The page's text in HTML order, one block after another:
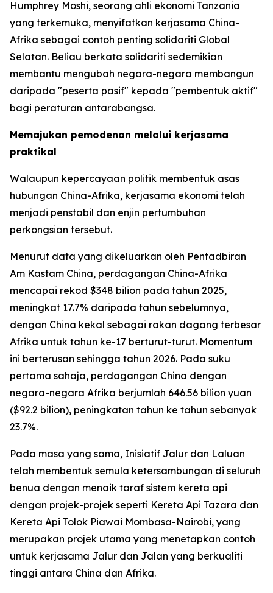
Humphrey Moshi, seorang ahli ekonomi Tanzania
yang terkemuka, menyifatkan kerjasama China-
Afrika sebagai contoh penting solidariti Global
Selatan. Beliau berkata solidariti sedemikian
membantu mengubah negara-negara membangun
daripada "peserta pasif" kepada "pembentuk aktif"
bagi peraturan antarabangsa.
Memajukan pemodenan melalui kerjasama
praktikal
Walaupun kepercayaan politik membentuk asas
hubungan China-Afrika, kerjasama ekonomi telah
menjadi penstabil dan enjin pertumbuhan
perkongsian tersebut.
Menurut data yang dikeluarkan oleh Pentadbiran
Am Kastam China, perdagangan China-Afrika
mencapai rekod $348 bilion pada tahun 2025,
meningkat 17.7% daripada tahun sebelumnya,
dengan China kekal sebagai rakan dagang terbesar
Afrika untuk tahun ke-17 berturut-turut. Momentum
ini berterusan sehingga tahun 2026. Pada suku
pertama sahaja, perdagangan China dengan
negara-negara Afrika berjumlah 646.56 bilion yuan
($92.2 bilion), peningkatan tahun ke tahun sebanyak
23.7%.
Pada masa yang sama, Inisiatif Jalur dan Laluan
telah membentuk semula ketersambungan di seluruh
benua dengan menaik taraf sistem kereta api
dengan projek-projek seperti Kereta Api Tazara dan
Kereta Api Tolok Piawai Mombasa-Nairobi, yang
merupakan projek utama yang menetapkan contoh
untuk kerjasama Jalur dan Jalan yang berkualiti
tinggi antara China dan Afrika.